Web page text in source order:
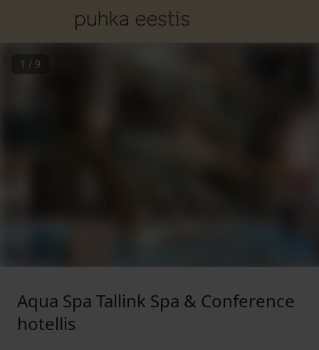
1 / 9
Aqua Spa Tallink Spa & Conference
hotellis